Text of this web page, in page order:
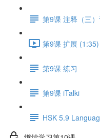
第9课 注释（三
第9课 扩展 (1:35)
第9课 练习
第9课 iTalki
HSK 5.9